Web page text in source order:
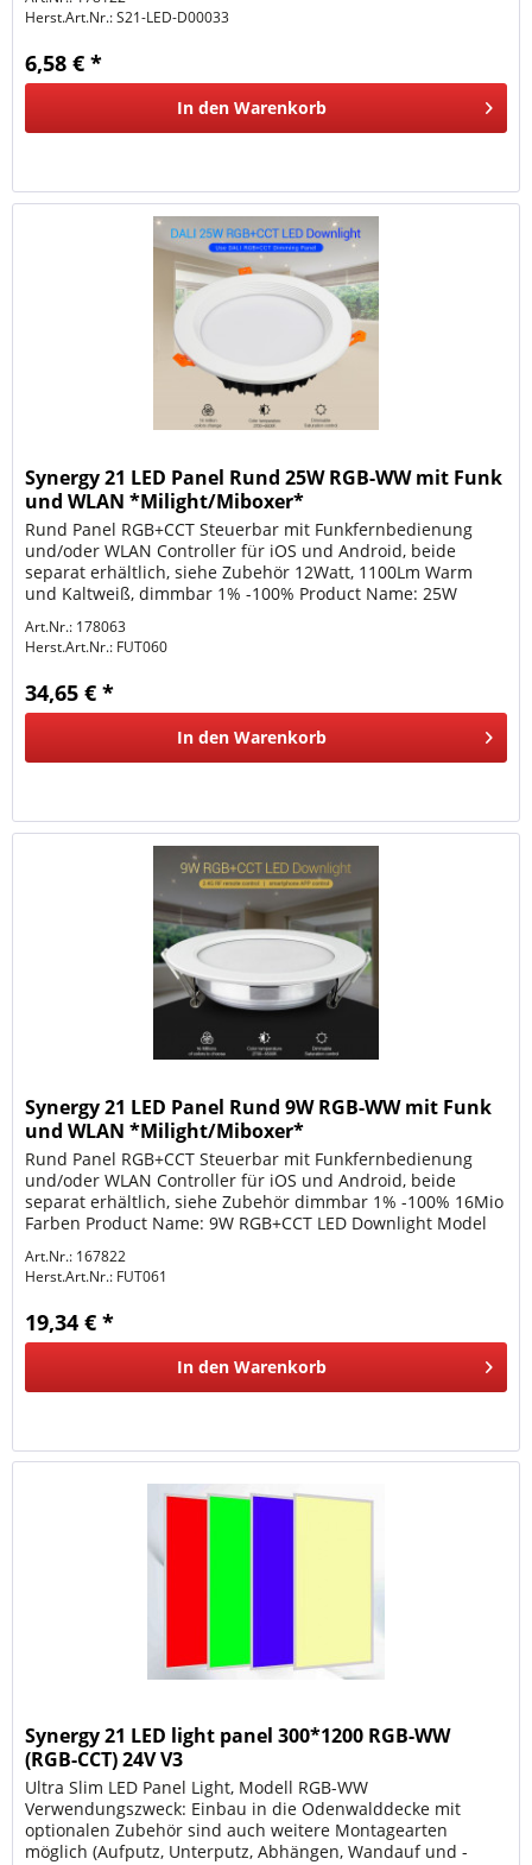
Herst.Art.Nr.:S21-LED-D00033
6,58 € *
In den Warenkorb
Synergy 21 LED Panel Rund 25W RGB-WW mit Funk
und WLAN *Milight/Miboxer*
Rund Panel RGB+CCT Steuerbar mit Funkfernbedienung
und/oder WLAN Controller für iOS und Android, beide
separat erhältlich, siehe Zubehör 12Watt, 1100Lm Warm
und Kaltweiß, dimmbar 1% -100% Product Name: 25W
Art.Nr.: 178063
Herst.Art.Nr.: FUT060
34,65 € *
In den Warenkorb
Synergy 21 LED Panel Rund 9W RGB-WW mit Funk
und WLAN *Milight/Miboxer*
Rund Panel RGB+CCT Steuerbar mit Funkfernbedienung
und/oder WLAN Controller für iOS und Android, beide
separat erhältlich, siehe Zubehör dimmbar 1% -100% 16Mio
Farben Product Name: 9W RGB+CCT LED Downlight Model
Art.Nr.: 167822
Herst.Art.Nr.: FUT061
19,34 € *
In den Warenkorb
Synergy 21 LED light panel 300*1200 RGB-WW
(RGB-CCT) 24V V3
Ultra Slim LED Panel Light, Modell RGB-WW
Verwendungszweck: Einbau in die Odenwalddecke mit
optionalen Zubehör sind auch weitere Montagearten
möglich (Aufputz, Unterputz, Abhängen, Wandauf und -